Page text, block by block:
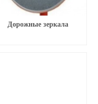
Дорожные зеркала